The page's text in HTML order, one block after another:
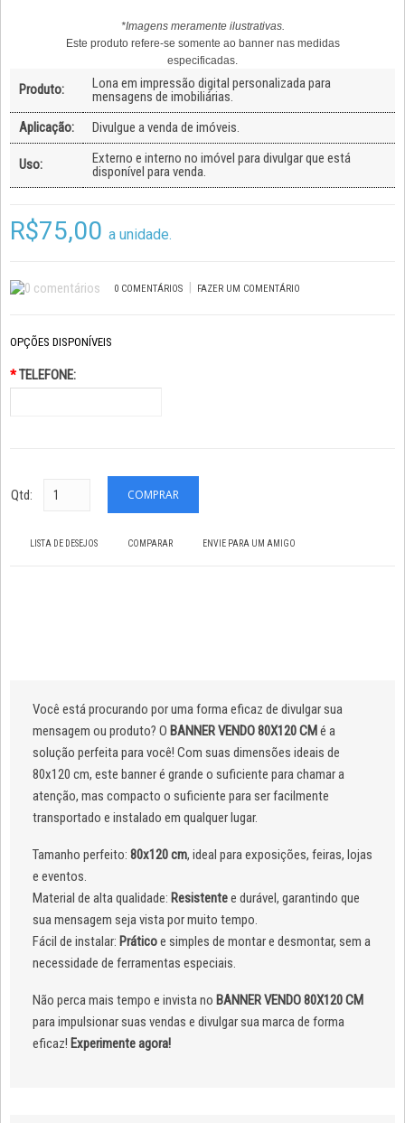
*Imagens meramente ilustrativas.
Este produto refere-se somente ao banner nas medidas
especificadas.
Produto:
Lona em impressão digital personalizada para
mensagens de imobiliárias.
Aplicação:
Divulgue a venda de imóveis.
Uso:
Externo e interno no imóvel para divulgar que está
disponível para venda.
R$75,00 a unidade.
0 COMENTÁRIOS | FAZER UM COMENTÁRIO
OPÇÕES DISPONÍVEIS
*TELEFONE:
Qtd:
LISTA DE DESEJOS COMPARAR ENVIE PARA UM AMIGO
Você está procurando por uma forma eficaz de divulgar sua
mensagem ou produto? O BANNER VENDO 80X120 CM é a
solução perfeita para você! Com suas dimensões ideais de
80x120 cm, este banner é grande o suficiente para chamar a
atenção, mas compacto o suficiente para ser facilmente
transportado e instalado em qualquer lugar.
Tamanho perfeito: 80x120 cm, ideal para exposições, feiras, lojas
e eventos.
Material de alta qualidade: Resistentee durável, garantindo que
sua mensagem seja vista por muito tempo.
Fácil de instalar: Práticoe simples de montar e desmontar, sem a
necessidade de ferramentas especiais.
Não perca mais tempo e invista no BANNER VENDO 80X120 CM
para impulsionar suas vendas e divulgar sua marca de forma
eficaz! Experimente agora!